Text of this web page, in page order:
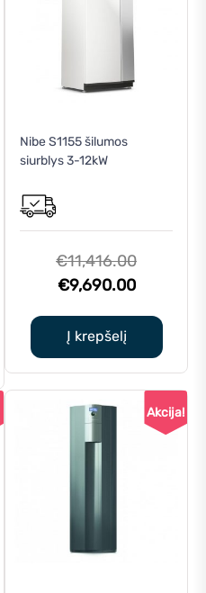
Nibe S1155 šilumos
siurblys 3-12kW
€11,416.00Original
€9,690.00Current
Į krepšelį
Akcija!